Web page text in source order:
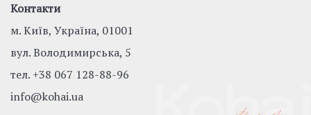
Контакти
м. Київ, Україна, 01001
вул. Володимирська, 5
тел. +38 067 128-88-96
info@kohai.ua